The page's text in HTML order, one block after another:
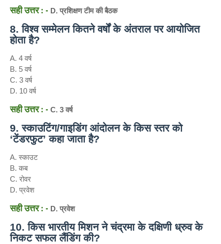
सही उत्तर : - D. प्रशिक्षण टीम की बैठक
8. विश्व सम्मेलन कितने वर्षों के अंतराल पर आयोजित
होता है?
A. 4 वर्ष
B. 5 वर्ष
C. 3 वर्ष
D. 10 वर्ष
सही उत्तर : - C. 3 वर्ष
9. स्काउटिंग/गाइडिंग आंदोलन के किस स्तर को
‘टेंडरफुट’ कहा जाता है?
A. स्काउट
B. कब
C. रोवर
D. प्रवेश
सही उत्तर : - D. प्रवेश
10. किस भारतीय मिशन ने चंद्रमा के दक्षिणी ध्रुव के
निकट सफल लैंडिंग की?